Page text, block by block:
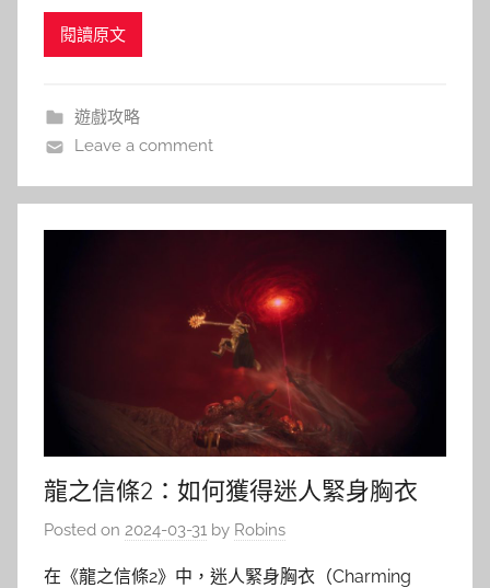
閱讀原文
遊戲攻略
Leave a comment
龍之信條2：如何獲得迷人緊身胸衣
Posted on 2024-03-31 by Robins
在《龍之信條2》中，迷人緊身胸衣（Charming